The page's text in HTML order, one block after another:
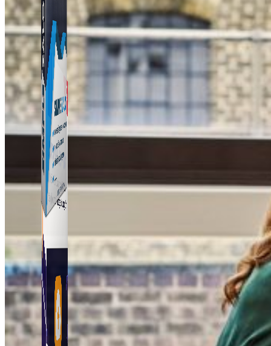
Simple Zalo
Hỗ trợ kết bạn, gửi tin nhắn chăm sóc khách hàng trên
Zalo.